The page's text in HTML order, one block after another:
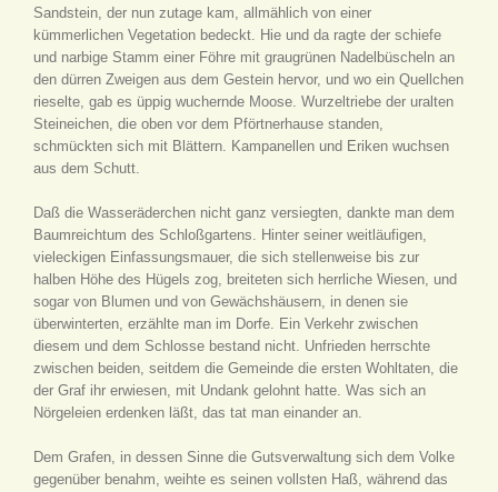
Sandstein, der nun zutage kam, allmählich von einer
kümmerlichen Vegetation bedeckt. Hie und da ragte der schiefe
und narbige Stamm einer Föhre mit graugrünen Nadelbüscheln an
den dürren Zweigen aus dem Gestein hervor, und wo ein Quellchen
rieselte, gab es üppig wuchernde Moose. Wurzeltriebe der uralten
Steineichen, die oben vor dem Pförtnerhause standen,
schmückten sich mit Blättern. Kampanellen und Eriken wuchsen
aus dem Schutt.
Daß die Wasseräderchen nicht ganz versiegten, dankte man dem
Baumreichtum des Schloßgartens. Hinter seiner weitläufigen,
vieleckigen Einfassungsmauer, die sich stellenweise bis zur
halben Höhe des Hügels zog, breiteten sich herrliche Wiesen, und
sogar von Blumen und von Gewächshäusern, in denen sie
überwinterten, erzählte man im Dorfe. Ein Verkehr zwischen
diesem und dem Schlosse bestand nicht. Unfrieden herrschte
zwischen beiden, seitdem die Gemeinde die ersten Wohltaten, die
der Graf ihr erwiesen, mit Undank gelohnt hatte. Was sich an
Nörgeleien erdenken läßt, das tat man einander an.
Dem Grafen, in dessen Sinne die Gutsverwaltung sich dem Volke
gegenüber benahm, weihte es seinen vollsten Haß, während das